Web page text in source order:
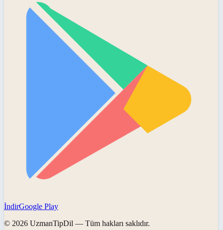
İndirGoogle Play
© 2026 UzmanTipDil — Tüm hakları saklıdır.